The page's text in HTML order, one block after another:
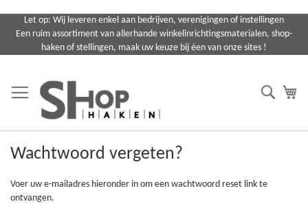
naar
Let op: Wij leveren enkel aan bedrijven, verenigingen of instellingen
Een ruim assortiment van allerhande winkelinrichtingsmaterialen, shop-
haken of stellingen, maak uw keuze bij éen van onze sites !
Search
Wachtwoord vergeten?
Voer uw e-mailadres hieronder in om een wachtwoord reset link te
ontvangen.